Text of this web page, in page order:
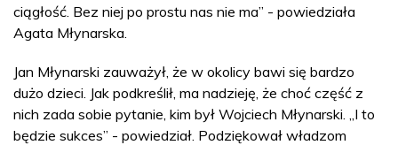
ciągłość. Bez niej po prostu nas nie ma” - powiedziała
Agata Młynarska.
Jan Młynarski zauważył, że w okolicy bawi się bardzo
dużo dzieci. Jak podkreślił, ma nadzieję, że choć część z
nich zada sobie pytanie, kim był Wojciech Młynarski. „I to
będzie sukces” - powiedział. Podziękował władzom